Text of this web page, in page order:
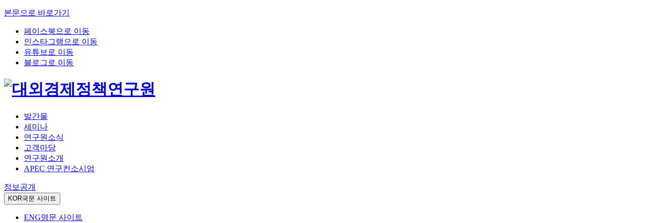
본문으로 바로가기
페이스북으로 이동
인스타그램으로 이동
유튜브로 이동
블로그로 이동
발간물
세미나
연구원소식
고객마당
연구원소개
APEC 연구컨소시엄
정보공개
KOR국문 사이트
ENG영문 사이트